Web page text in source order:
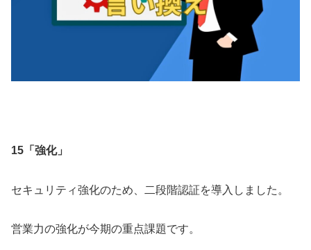
15「強化」
セキュリティ強化のため、二段階認証を導入しました。
営業力の強化が今期の重点課題です。